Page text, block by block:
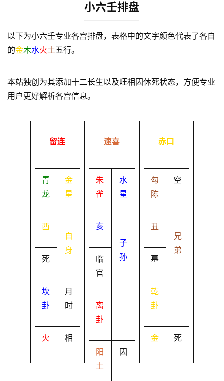
小六壬排盘
以下为小六壬专业各宫排盘，表格中的文字颜色代表了各自
的金木水火土五行。
本站独创为其添加十二长生以及旺相囚休死状态，方便专业
用户更好解析各宫信息。
留连
青
龙
金
星
酉
死
自
身
坎
卦
月
时
火 相
速喜
朱
雀
水
星
亥
临
官
子
孙
离
卦
阳
土
囚
赤口
勾
陈
空
丑
墓
兄
弟
乾
卦
金 死